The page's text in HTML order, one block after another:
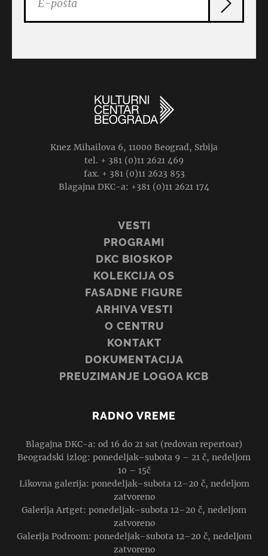
Knez Mihailova 6, 11000 Beograd, Srbija
tel. + 381 (0)11 2621 469
fax. + 381 (0)11 2623 853
Blagajna DKC-a: +381 (0)11 2621 174
VESTI
PROGRAMI
DKC BIOSKOP
KOLEKCIJA OS
FASADNE FIGURE
ARHIVA VESTI
O CENTRU
KONTAKT
DOKUMENTACIJA
PREUZIMANJE LOGOA KCB
RADNO VREME
Blagajna DKC-a: od 16 do 21 sat (redovan repertoar)
Beogradski izlog: ponedeljak–subota 9 – 21 č, nedeljom
10 – 15č
Likovna galerija: ponedeljak–subota 12–20 č, nedeljom
zatvoreno
Galerija Artget: ponedeljak–subota 12–20 č, nedeljom
zatvoreno
Galerija Podroom: ponedeljak–subota 12–20 č, nedeljom
zatvoreno